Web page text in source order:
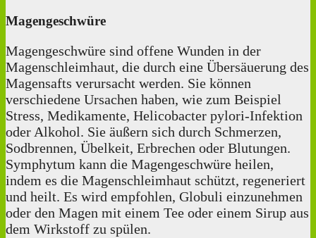
Magengeschwüre
Magengeschwüre sind offene Wunden in der
Magenschleimhaut, die durch eine Übersäuerung des
Magensafts verursacht werden. Sie können
verschiedene Ursachen haben, wie zum Beispiel
Stress, Medikamente, Helicobacter pylori-Infektion
oder Alkohol. Sie äußern sich durch Schmerzen,
Sodbrennen, Übelkeit, Erbrechen oder Blutungen.
Symphytum kann die Magengeschwüre heilen,
indem es die Magenschleimhaut schützt, regeneriert
und heilt. Es wird empfohlen, Globuli einzunehmen
oder den Magen mit einem Tee oder einem Sirup aus
dem Wirkstoff zu spülen.